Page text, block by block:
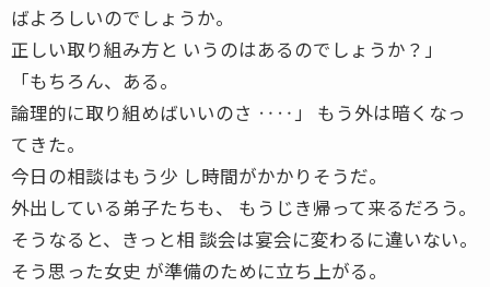
ばよろしいのでしょうか。
正しい取り組み方と いうのはあるのでしょうか？」
「もちろん、ある。
論理的に取り組めばいいのさ ‥‥」 もう外は暗くなっ
てきた。
今日の相談はもう少 し時間がかかりそうだ。
外出している弟子たちも、 もうじき帰って来るだろう。
そうなると、きっと相 談会は宴会に変わるに違いない。
そう思った女史 が準備のために立ち上がる。